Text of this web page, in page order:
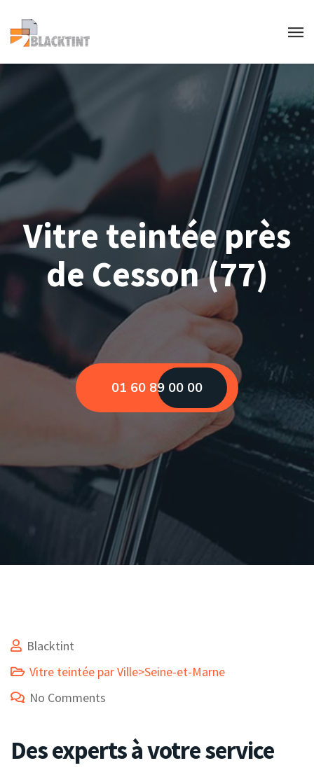
Vitre teintée près
de Cesson (77)
01 60 89 00 00
Blacktint
Vitre teintée par Ville>Seine-et-Marne
No Comments
Des experts à votre service